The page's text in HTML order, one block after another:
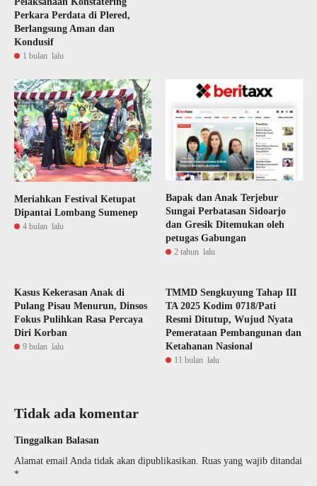
Perkara Perdata di Plered,
Berlangsung Aman dan
Kondusif
1 bulan lalu
Meriahkan Festival Ketupat
Dipantai Lombang Sumenep
4 bulan lalu
Bapak dan Anak Terjebur
Sungai Perbatasan Sidoarjo
dan Gresik Ditemukan oleh
petugas Gabungan
2 tahun lalu
Kasus Kekerasan Anak di
Pulang Pisau Menurun, Dinsos
Fokus Pulihkan Rasa Percaya
Diri Korban
9 bulan lalu
TMMD Sengkuyung Tahap III
TA 2025 Kodim 0718/Pati
Resmi Ditutup, Wujud Nyata
Pemerataan Pembangunan dan
Ketahanan Nasional
11 bulan lalu
Tidak ada komentar
Tinggalkan Balasan
Alamat email Anda tidak akan dipublikasikan. Ruas yang wajib ditandai
*